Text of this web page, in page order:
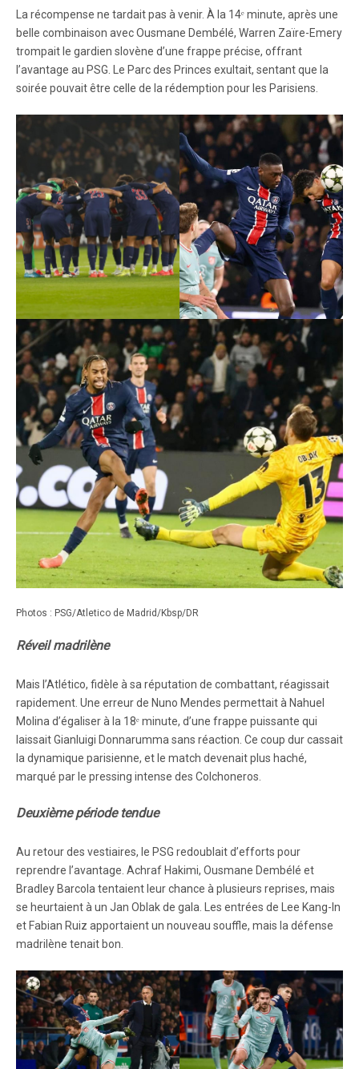
La récompense ne tardait pas à venir. À la 14ᵉ minute, après une
belle combinaison avec Ousmane Dembélé, Warren Zaïre-Emery
trompait le gardien slovène d’une frappe précise, offrant
l’avantage au PSG. Le Parc des Princes exultait, sentant que la
soirée pouvait être celle de la rédemption pour les Parisiens.
Photos : PSG/Atletico de Madrid/Kbsp/DR
Réveil madrilène
Mais l’Atlético, fidèle à sa réputation de combattant, réagissait
rapidement. Une erreur de Nuno Mendes permettait à Nahuel
Molina d’égaliser à la 18ᵉ minute, d’une frappe puissante qui
laissait Gianluigi Donnarumma sans réaction. Ce coup dur cassait
la dynamique parisienne, et le match devenait plus haché,
marqué par le pressing intense des Colchoneros.
Deuxième période tendue
Au retour des vestiaires, le PSG redoublait d’efforts pour
reprendre l’avantage. Achraf Hakimi, Ousmane Dembélé et
Bradley Barcola tentaient leur chance à plusieurs reprises, mais
se heurtaient à un Jan Oblak de gala. Les entrées de Lee Kang-In
et Fabian Ruiz apportaient un nouveau souffle, mais la défense
madrilène tenait bon.